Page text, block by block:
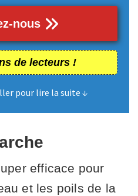
nous
de lecteurs !
pour lire la suite ↓
efficace pour
et les poils de la